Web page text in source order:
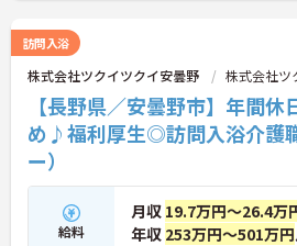
訪問入浴
株式会社ツクイツクイ安曇野 株式会社ツ
【長野県／安曇野市】年間
め♪福利厚生◎訪問入浴介護
ー）
給料
月収 19.7万円～26.4万
年収 253万円～501万円